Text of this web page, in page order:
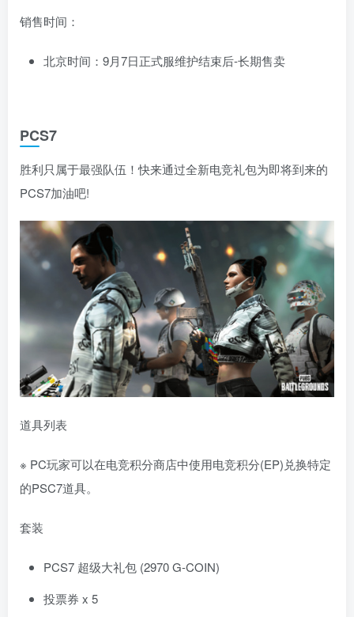
销售时间：
北京时间：9月7日正式服维护结束后-长期售卖
PCS7
胜利只属于最强队伍！快来通过全新电竞礼包为即将到来的
PCS7加油吧!
道具列表
※ PC玩家可以在电竞积分商店中使用电竞积分(EP)兑换特定
的PSC7道具。
套装
PCS7 超级大礼包 (2970 G-COIN)
投票券 x 5